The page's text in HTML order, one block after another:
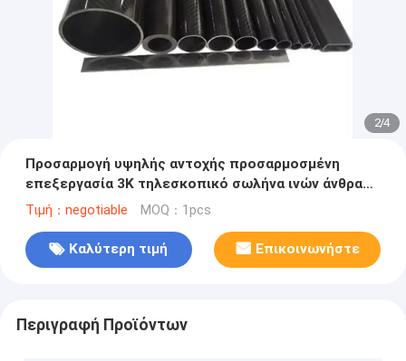
2/4
Προσαρμογή υψηλής αντοχής προσαρμοσμένη
επεξεργασία 3K τηλεσκοπικό σωλήνα ινών άνθρακα
τηλεσκοπικός πόλος
Τιμή：negotiable MOQ：1pcs
Καλύτερη τιμή Επικοινωνήστε
Περιγραφή Προϊόντων